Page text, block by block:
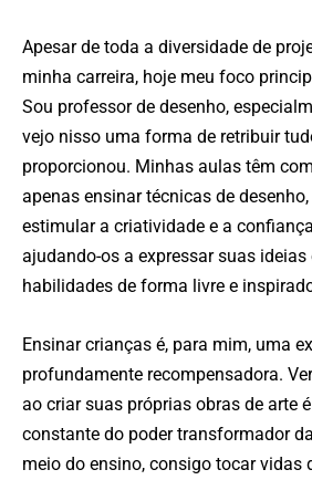
Apesar de toda a diversidade de
minha carreira, hoje meu foco
Sou professor de desenho,
vejo nisso uma forma de retribuir
proporcionou. Minhas aulas têm
apenas ensinar técnicas de
estimular a criatividade e a
ajudando-os a expressar suas ideias
habilidades de forma livre e
Ensinar crianças é, para mim, uma
profundamente recompensadora.
ao criar suas próprias obras de arte
constante do poder transformador
meio do ensino, consigo tocar vidas